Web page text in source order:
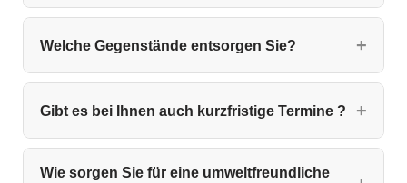
Welche Gegenstände entsorgen Sie?
Gibt es bei Ihnen auch kurzfristige Termine ?
Wie sorgen Sie für eine umweltfreundliche